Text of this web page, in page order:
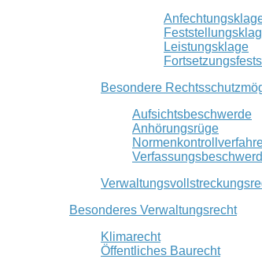
Leistungsklage
Besondere
Aufsichtsbeschwerde
Anhörungsrüge
Besonderes Verwaltungsrecht
Klimarecht
Öffentliches Baurecht